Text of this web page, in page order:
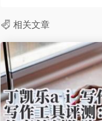
相关文章